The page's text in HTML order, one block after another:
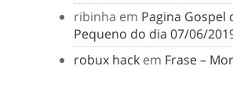
ribinha em Pagina Gospel
Pequeno do dia 07/06/
robux hack em Frase –